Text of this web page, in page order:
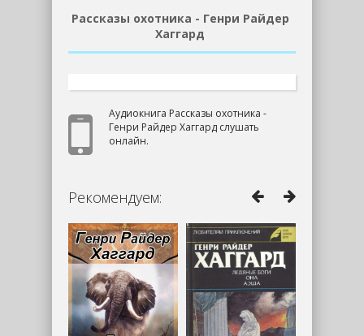
Рассказы охотника - Генри Райдер
Хаггард
Аудиокнига Рассказы охотника -
Генри Райдер Хаггард слушать
онлайн.
Рекомендуем: